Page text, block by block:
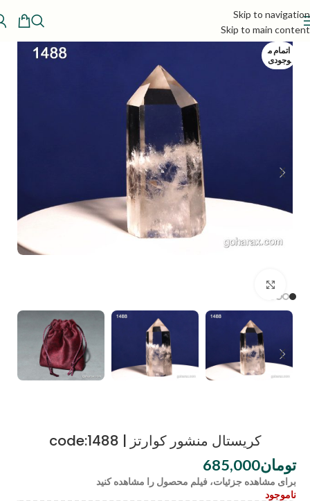
Skip to navigation
Skip to main content
اتمام م
وجودی
کریستال منشور کوارتز | code:1488
تومان685,000
برای مشاهده جزئیات، فیلم محصول را مشاهده کنید
ناموجود